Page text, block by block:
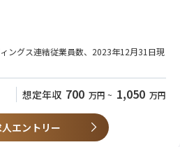
様なキャリア形成が可能でございます。
原料等）の商品開発
原料等）での技術開発または生産技術の
プロジェクトマネジメント経験がある方
ィングス連結従業員数、2023年12月31日現
想定年収 700 万円 ~ 1,050 万円
エントリー